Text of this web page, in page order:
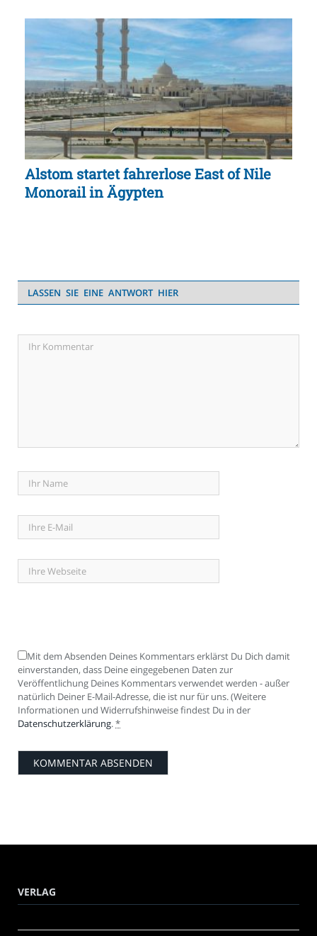
Alstom startet fahrerlose East of Nile
Monorail in Ägypten
LASSEN SIE EINE ANTWORT HIER
Mit dem Absenden Deines Kommentars erklärst Du Dich damit
einverstanden, dass Deine eingegebenen Daten zur
Veröffentlichung Deines Kommentars verwendet werden - außer
natürlich Deiner E-Mail-Adresse, die ist nur für uns. (Weitere
Informationen und Widerrufshinweise findest Du in der
Datenschutzerklärung.*
VERLAG